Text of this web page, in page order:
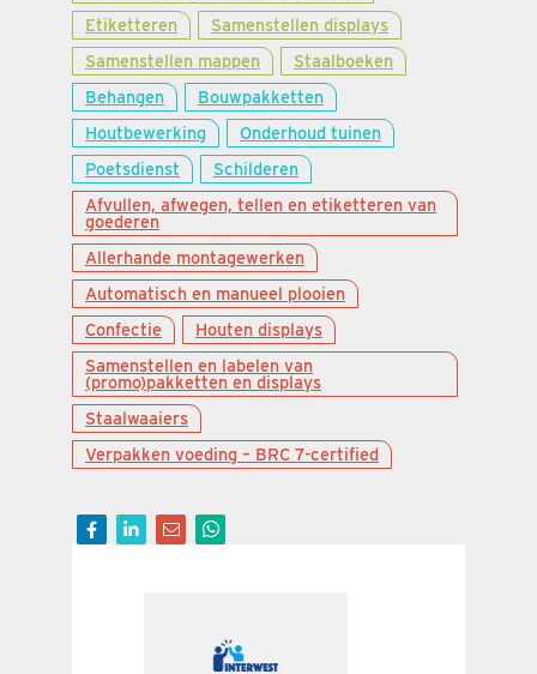
Etiketteren
Samenstellen displays
Samenstellen mappen
Staalboeken
Behangen
Bouwpakketten
Houtbewerking
Onderhoud tuinen
Poetsdienst
Schilderen
Afvullen, afwegen, tellen en etiketteren van
goederen
Allerhande montagewerken
Automatisch en manueel plooien
Confectie
Houten displays
Samenstellen en labelen van
(promo)pakketten en displays
Staalwaaiers
Verpakken voeding – BRC 7-certified